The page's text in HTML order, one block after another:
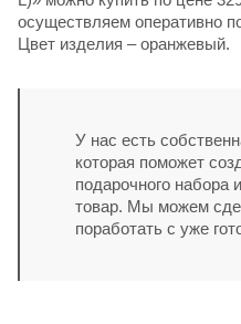
осуществляем оперативно
Цвет изделия – оранжевый.
У нас есть
которая поможет
подарочного набора
товар. Мы можем
поработать с уже